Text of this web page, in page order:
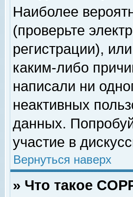
Наиболее
(проверьте
регистрации),
каким-либо
написали ни
неактивных
данных.
участие в
Вернуться наверх
» Что такое